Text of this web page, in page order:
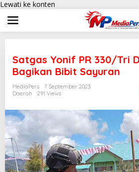
Lewati ke konten
Satgas Yonif PR 330/Tri
Bagikan Bibit Sayuran
MediaPers
7 September 2023
Daerah
291 Views